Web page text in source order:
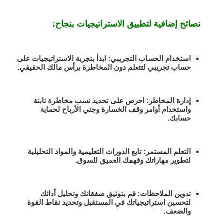
نصائح إضافية لتطبيق الاستراتيجيات بنجاح:
استخدام الحساب التجريبي: ابدأ بتجربة الاستراتيجيات على
حساب تجريبي لتتعلم دون المخاطرة برأس مالك الحقيقي.
إدارة المخاطر: احرص على تحديد نسب مخاطرة ثابتة
واستخدام أوامر وقف الخسارة وجني الأرباح لحماية
حسابك.
التعلم المستمر: تابع الدورات التعليمية والمواد التحليلية
لتطوير مهاراتك وفهمك العميق للسوق.
تدوين الملاحظات: قم بتوثيق صفقاتك وتحليل أدائك
لتحسين استراتيجياتك في المستقبل وتحديد نقاط القوة
والضعف.